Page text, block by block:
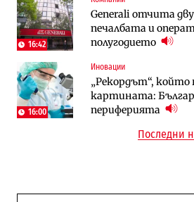
16:42
Generali отчита
печалбата и
полугодието
16:00
Иновации
„Рекордът“, който
картината:
периферията
„Ендуросат“ ще
космически и
Доброславци
Digi&AI
Трафикът толкова
медии обмислят
напълно от Google
„Ендуросат“ ще
космически и
Доброславци
10:12
Енергетика
Държавният ТЕЦ
работи с 5 блока
Последни